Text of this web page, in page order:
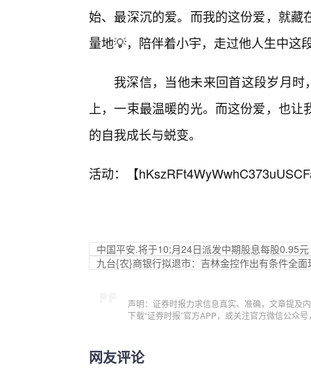
始、最深沉的爱。而我的这份爱，就
量地💡，陪伴着小宇，走过他人生中这
我深信，当他未来回首这段岁月时
上，一束最温暖的光。而这份爱，也
的自我成长与蜕变。
活动：【
中国平安.将于10;月24日派发中期股息每股0.95元
九台{农}商银行拟退市：吉林金控作出有条件全
声明：证券时报力求信息真实、准确，文章提及
下载“证券时报”官方APP，或关注官方微信公众
网友评论